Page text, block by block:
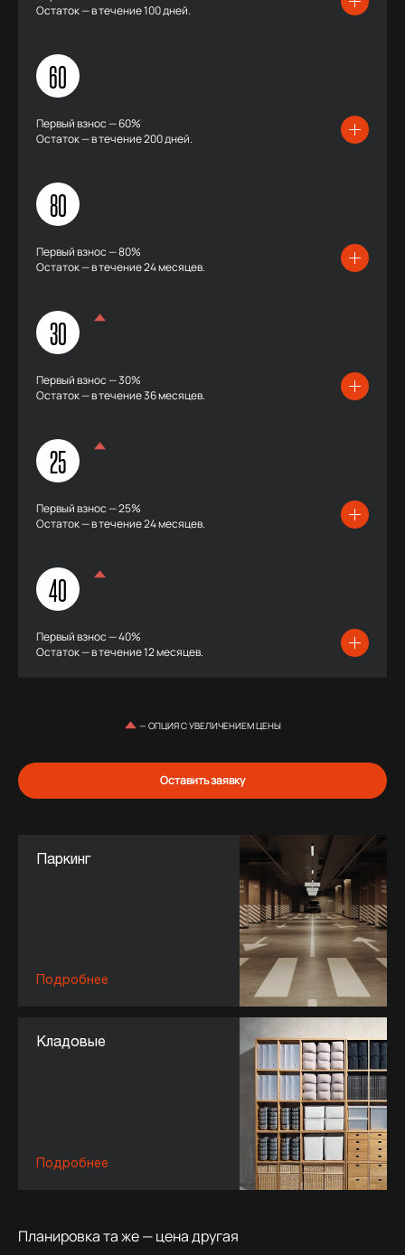
Остаток — в течение 100 дней.
60
Первый взнос — 60%
Остаток — в течение 200 дней.
80
Первый взнос — 80%
Остаток — в течение 24 месяцев.
30
Первый взнос — 30%
Остаток — в течение 36 месяцев.
25
Первый взнос — 25%
Остаток — в течение 24 месяцев.
40
Первый взнос — 40%
Остаток — в течение 12 месяцев.
— ОПЦИЯ С УВЕЛИЧЕНИЕМ ЦЕНЫ
Оставить заявку
Паркинг
Подробнее
Кладовые
Подробнее
Планировка та же — цена другая